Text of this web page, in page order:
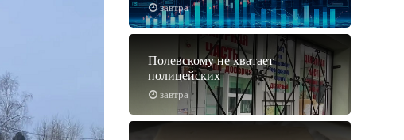
завтра
завтра
Полевскому не хватает
полицейских